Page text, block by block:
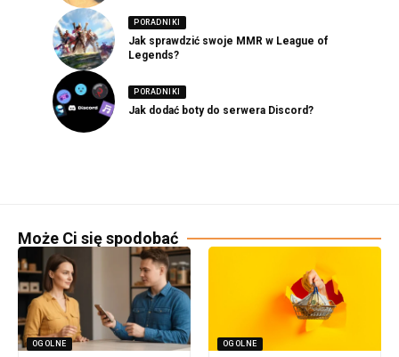
PORADNIKI
Jak sprawdzić swoje MMR w League of
Legends?
PORADNIKI
Jak dodać boty do serwera Discord?
Może Ci się spodobać
OGOLNE OGOLNE